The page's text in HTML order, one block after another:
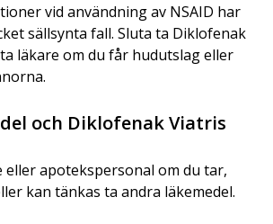
vid användning av NSAID har
sällsynta fall. Sluta ta Diklofenak
läkare om du får hudutslag eller
och Diklofenak Viatris
eller apotekspersonal om du tar,
kan tänkas ta andra läkemedel.